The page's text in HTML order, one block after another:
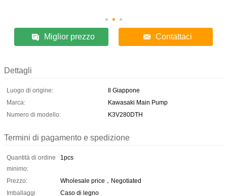
Miglior prezzo Contattaci
Dettagli
Luogo di origine:
Il Giappone
Marca:
Kawasaki Main Pump
Numero di modello:
K3V280DTH
Termini di pagamento e spedizione
Quantità di ordine
minimo:
1pcs
Prezzo:
Wholesale price，Negotiated
Imballaggi
Caso di legno